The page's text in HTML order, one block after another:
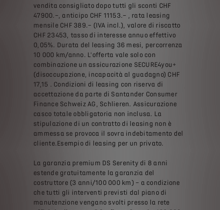
vendita consigliato dopo tutti gli sconti CHF
47900.–, anticipo CHF 11153.– , rata leasing
mensile CHF 389.– (IVA incl.), valore di riscatto
CHF 23453, tasso di interesse annuo effettivo
0,05%. Durata del leasing 36 mesi, percorrenza
10 000 km/anno. L'offerta vale solo con
combinazione un assicurazione SECURE4you+
(disoccupazione, incapacità al guadagno) CHF
17,15 . Condizioni di leasing con riserva di
accettazione da parte di Santander Consumer
Finance Schweiz AG, Schlieren. Assicurazione
casco totale obbligatoria non inclusa. La
stipulazione di un contratto di leasing non è
ammessa se provoca il sovra indebitamento del
cliente.Esempio di leasing per un privato.
La garanzia premium DS Serenity di 8 anni
estende gratuitamente la garanzia del
costruttore (3 anni/100 000 km) – a condizione
che tutti gli interventi previsti dal piano di
manutenzione vengano svolti presso la rete